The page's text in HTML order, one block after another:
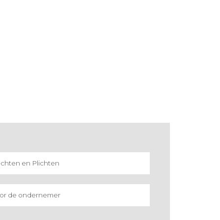
en Plichten
de ondernemer